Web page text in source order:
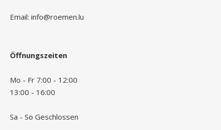
Email: info@roemen.lu
Öffnungszeiten
Mo - Fr 7:00 - 12:00
13:00 - 16:00
Sa - So Geschlossen